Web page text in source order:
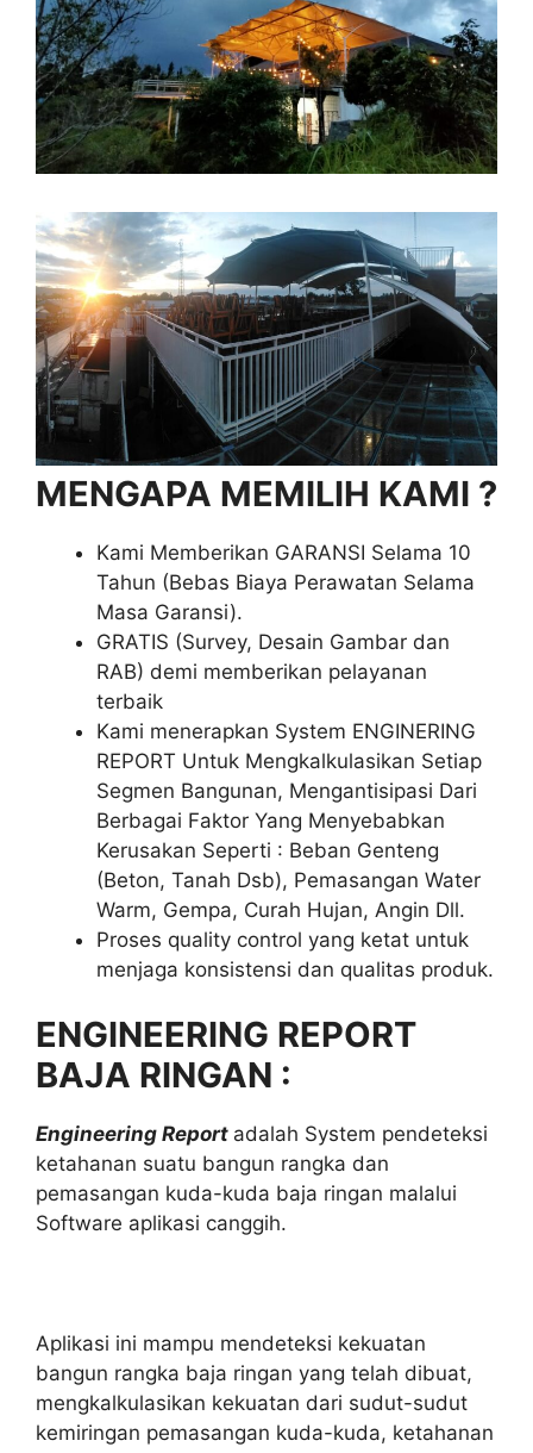
MENGAPA MEMILIH KAMI ?
Kami Memberikan GARANSI Selama 10
Tahun (Bebas Biaya Perawatan Selama
Masa Garansi).
GRATIS (Survey, Desain Gambar dan
RAB) demi memberikan pelayanan
terbaik
Kami menerapkan System ENGINERING
REPORT Untuk Mengkalkulasikan Setiap
Segmen Bangunan, Mengantisipasi Dari
Berbagai Faktor Yang Menyebabkan
Kerusakan Seperti : Beban Genteng
(Beton, Tanah Dsb), Pemasangan Water
Warm, Gempa, Curah Hujan, Angin Dll.
Proses quality control yang ketat untuk
menjaga konsistensi dan qualitas produk.
ENGINEERING REPORT
BAJA RINGAN :
Engineering Report adalah System pendeteksi
ketahanan suatu bangun rangka dan
pemasangan kuda-kuda baja ringan malalui
Software aplikasi canggih.
Aplikasi ini mampu mendeteksi kekuatan
bangun rangka baja ringan yang telah dibuat,
mengkalkulasikan kekuatan dari sudut-sudut
kemiringan pemasangan kuda-kuda, ketahanan